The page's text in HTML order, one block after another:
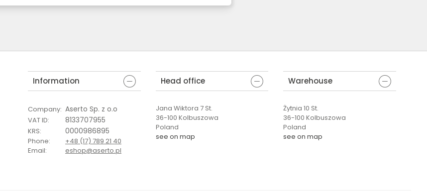
Information
Company: Aserto Sp. z o.o
VAT ID: 8133707955
KRS: 0000986895
Phone:
+48 (17) 789 21 40
Email: eshop@aserto.pl
Head office
Jana Wiktora 7 St.
36-100 Kolbuszowa
Poland
see on map
Warehouse
Żytnia 10 St.
36-100 Kolbuszowa
Poland
see on map